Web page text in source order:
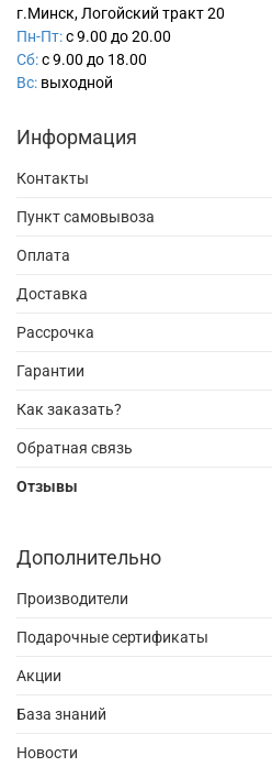
г.Минск, Логойский тракт 20
Пн-Пт:с 9.00 до 20.00
Сб:с 9.00 до 18.00
Вс: выходной
Информация
Контакты
Пункт самовывоза
Оплата
Доставка
Рассрочка
Гарантии
Как заказать?
Обратная связь
Отзывы
Дополнительно
Производители
Подарочные сертификаты
Акции
База знаний
Новости